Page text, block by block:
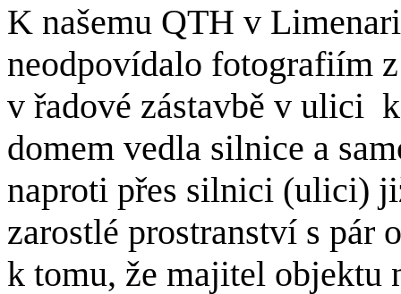
K našemu QTH v
neodpovídalo fotografiím
v řadové zástavbě v ulici
domem vedla silnice a
naproti přes silnici (ulici)
zarostlé prostranství s pár
k tomu, že majitel objektu